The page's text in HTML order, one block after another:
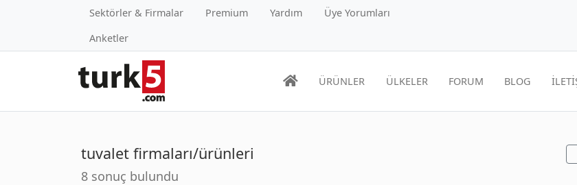
Sektörler & Firmalar Premium Yardım
Üye Yorumları
Anketler
ÜRÜNLER ÜLKELER FORUM BLOG
tuvalet firmaları/ürünleri
8 sonuç bulundu